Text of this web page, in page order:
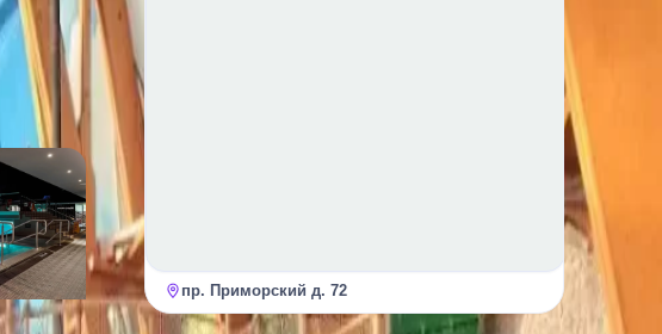
пр. Приморский д. 72